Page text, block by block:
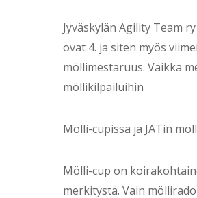
Jyväskylän Agility Team
ovat 4. ja siten myös
möllimestaruus. Vaikka
möllikilpailuihin
Mölli-cupissa ja JATin
Mölli-cup on
merkitystä. Vain